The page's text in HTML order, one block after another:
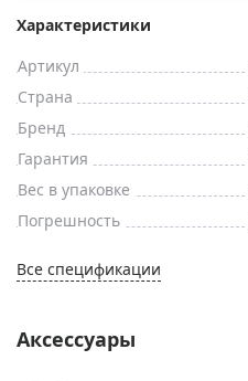
Характеристики
Артикул
Страна
Бренд
Гарантия
Вес в упаковке
Погрешность
Все спецификации
Аксессуары